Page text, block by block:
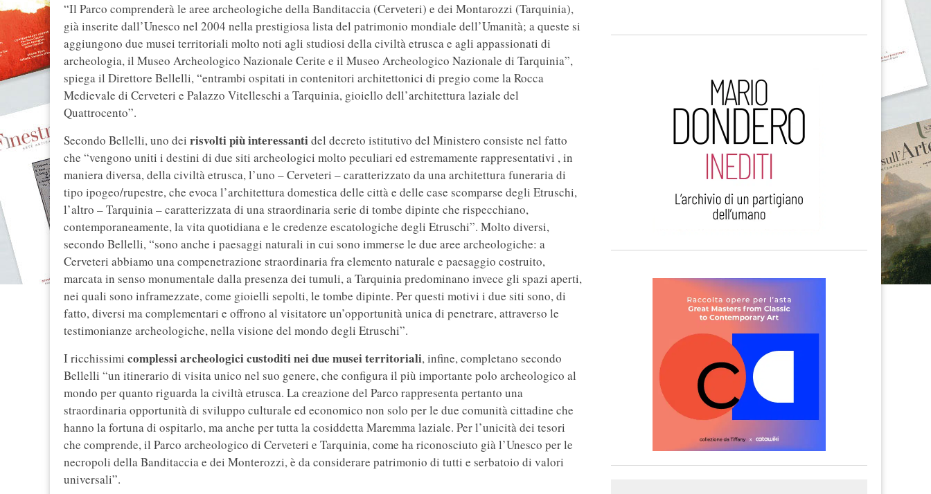
“Il Parco comprenderà le aree archeologiche della Banditaccia (Cerveteri) e dei Montarozzi (Tarquinia),
già inserite dall’Unesco nel 2004 nella prestigiosa lista del patrimonio mondiale dell’Umanità; a queste si
aggiungono due musei territoriali molto noti agli studiosi della civiltà etrusca e agli appassionati di
archeologia, il Museo Archeologico Nazionale Cerite e il Museo Archeologico Nazionale di Tarquinia”,
spiega il Direttore Bellelli, “entrambi ospitati in contenitori architettonici di pregio come la Rocca
Medievale di Cerveteri e Palazzo Vitelleschi a Tarquinia, gioiello dell’architettura laziale del
Quattrocento”.
Secondo Bellelli, uno dei risvolti più interessantidel decreto istitutivo del Ministero consiste nel fatto
che “vengono uniti i destini di due siti archeologici molto peculiari ed estremamente rappresentativi , in
maniera diversa, della civiltà etrusca, l’uno – Cerveteri – caratterizzato da una architettura funeraria di
tipo ipogeo/rupestre, che evoca l’architettura domestica delle città e delle case scomparse degli Etruschi,
l’altro – Tarquinia – caratterizzata di una straordinaria serie di tombe dipinte che rispecchiano,
contemporaneamente, la vita quotidiana e le credenze escatologiche degli Etruschi”. Molto diversi,
secondo Bellelli, “sono anche i paesaggi naturali in cui sono immerse le due aree archeologiche: a
Cerveteri abbiamo una compenetrazione straordinaria fra elemento naturale e paesaggio costruito,
marcata in senso monumentale dalla presenza dei tumuli, a Tarquinia predominano invece gli spazi aperti,
nei quali sono inframezzate, come gioielli sepolti, le tombe dipinte. Per questi motivi i due siti sono, di
fatto, diversi ma complementari e offrono al visitatore un’opportunità unica di penetrare, attraverso le
testimonianze archeologiche, nella visione del mondo degli Etruschi”.
I ricchissimi complessi archeologici custoditi nei due musei territoriali, infine, completano secondo
Bellelli “un itinerario di visita unico nel suo genere, che configura il più importante polo archeologico al
mondo per quanto riguarda la civiltà etrusca. La creazione del Parco rappresenta pertanto una
straordinaria opportunità di sviluppo culturale ed economico non solo per le due comunità cittadine che
hanno la fortuna di ospitarlo, ma anche per tutta la cosiddetta Maremma laziale. Per l’unicità dei tesori
che comprende, il Parco archeologico di Cerveteri e Tarquinia, come ha riconosciuto già l’Unesco per le
necropoli della Banditaccia e dei Monterozzi, è da considerare patrimonio di tutti e serbatoio di valori
universali”.